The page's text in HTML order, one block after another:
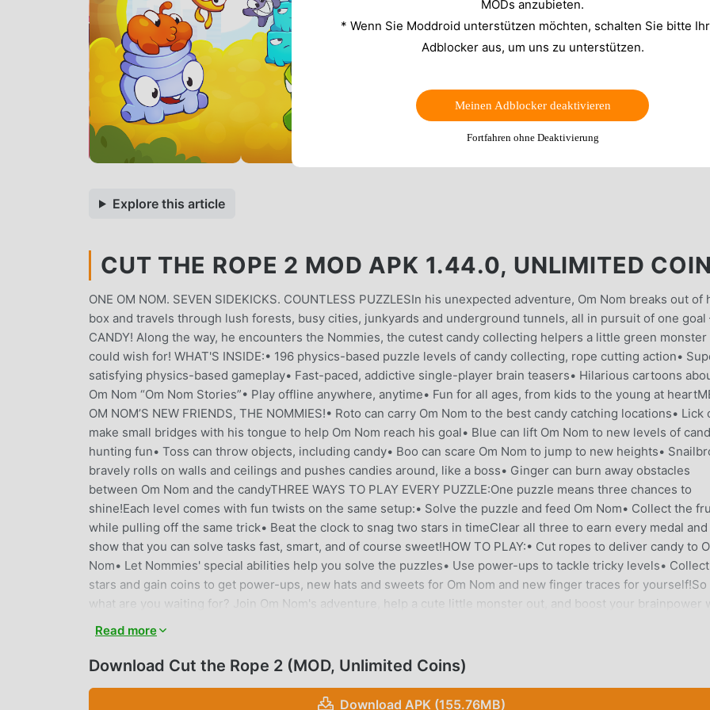
Explore this article
CUT THE ROPE 2 MOD APK 1.44.0, UNLIMITED
ONE OM NOM. SEVEN SIDEKICKS. COUNTLESS PUZZLESIn his unexpected adventure, Om Nom breaks out of
box and travels through lush forests, busy cities, junkyards and underground tunnels, all in pursuit of one goal
CANDY! Along the way, he encounters the Nommies, the cutest candy collecting helpers a little green monster
could wish for! WHAT'S INSIDE:• 196 physics-based puzzle levels of candy collecting, rope cutting action•
satisfying physics-based gameplay• Fast-paced, addictive single-player brain teasers• Hilarious cartoons
Om Nom “Om Nom Stories”• Play offline anywhere, anytime• Fun for all ages, from kids to the young at
OM NOM’S NEW FRIENDS, THE NOMMIES!• Roto can carry Om Nom to the best candy catching locations• Lick
make small bridges with his tongue to help Om Nom reach his goal• Blue can lift Om Nom to new levels of
hunting fun• Toss can throw objects, including candy• Boo can scare Om Nom to jump to new heights•
bravely rolls on walls and ceilings and pushes candies around, like a boss• Ginger can burn away obstacles
between Om Nom and the candyTHREE WAYS TO PLAY EVERY PUZZLE:One puzzle means three chances to
shine!Each level comes with fun twists on the same setup:• Solve the puzzle and feed Om Nom• Collect the
while pulling off the same trick• Beat the clock to snag two stars in timeClear all three to earn every medal and
show that you can solve tasks fast, smart, and of course sweet!HOW TO PLAY:• Cut ropes to deliver candy to
Nom• Let Nommies' special abilities help you solve the puzzles• Use power-ups to tackle tricky levels• Collect
stars and gain coins to get power-ups, new hats and sweets for Om Nom and new finger traces for yourself!So
what are you waiting for? Join Om Nom's adventure, help a cute little monster out, and boost your brainpower
game items can be purchased for real money. For more information, please see our Terms of Use
(https://www.zeptolab.com/terms ) and Privacy Policy (https://www.zeptolab.com/privacy )
CUT THE ROPE 2 EINFÜHRUNG
Read more
Download Cut the Rope 2 (MOD, Unlimited Coins)
Download APK (155.76MB)
MODs anzubieten.
* Wenn Sie Moddroid unterstützen möchten, schalten Sie bitte
Adblocker aus, um uns zu unterstützen.
Meinen Adblocker deaktivieren
Fortfahren ohne Deaktivierung